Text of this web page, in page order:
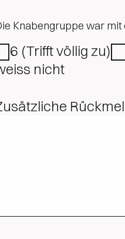
Knabengruppe war mit
6 (Trifft völlig zu)
nicht